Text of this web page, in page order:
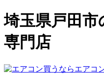
埼玉県戸田
専門店